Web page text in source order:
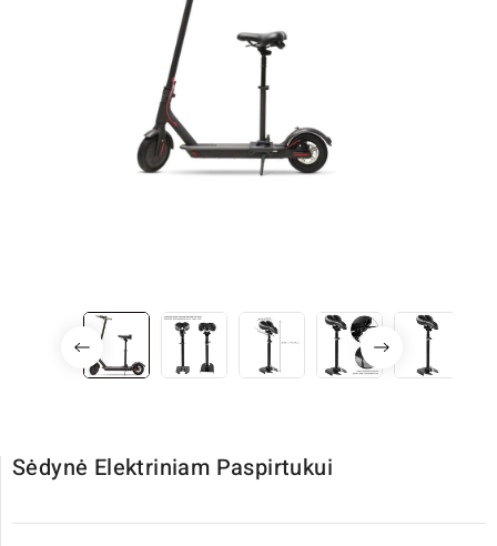
Sėdynė Elektriniam Paspirtukui